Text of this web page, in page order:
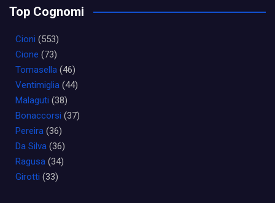
Top Cognomi
Cioni (553)
Cione (73)
Tomasella (46)
Ventimiglia (44)
Malaguti (38)
Bonaccorsi (37)
Pereira (36)
Da Silva (36)
Ragusa (34)
Girotti (33)